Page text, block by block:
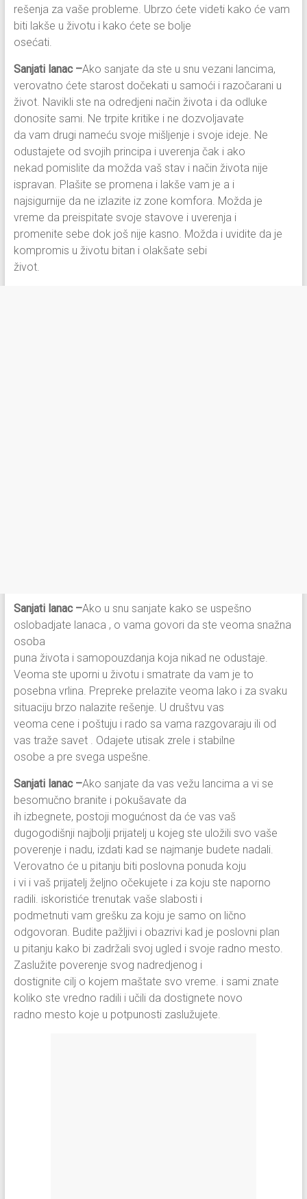
rešenja za vaše probleme. Ubrzo ćete videti kako će vam
biti lakše u životu i kako ćete se bolje
osećati.
Sanjati lanac –Ako sanjate da ste u snu vezani lancima,
verovatno ćete starost dočekati u samoći i razočarani u
život. Navikli ste na odredjeni način života i da odluke
donosite sami. Ne trpite kritike i ne dozvoljavate
da vam drugi nameću svoje mišljenje i svoje ideje. Ne
odustajete od svojih principa i uverenja čak i ako
nekad pomislite da možda vaš stav i način života nije
ispravan. Plašite se promena i lakše vam je a i
najsigurnije da ne izlazite iz zone komfora. Možda je
vreme da preispitate svoje stavove i uverenja i
promenite sebe dok još nije kasno. Možda i uvidite da je
kompromis u životu bitan i olakšate sebi
život.
Sanjati lanac –Ako u snu sanjate kako se uspešno
oslobadjate lanaca , o vama govori da ste veoma snažna
osoba
puna života i samopouzdanja koja nikad ne odustaje.
Veoma ste uporni u životu i smatrate da vam je to
posebna vrlina. Prepreke prelazite veoma lako i za svaku
situaciju brzo nalazite rešenje. U društvu vas
veoma cene i poštuju i rado sa vama razgovaraju ili od
vas traže savet . Odajete utisak zrele i stabilne
osobe a pre svega uspešne.
Sanjati lanac –Ako sanjate da vas vežu lancima a vi se
besomučno branite i pokušavate da
ih izbegnete, postoji mogućnost da će vas vaš
dugogodišnji najbolji prijatelj u kojeg ste uložili svo vaše
poverenje i nadu, izdati kad se najmanje budete nadali.
Verovatno će u pitanju biti poslovna ponuda koju
i vi i vaš prijatelj željno očekujete i za koju ste naporno
radili. iskoristiće trenutak vaše slabosti i
podmetnuti vam grešku za koju je samo on lično
odgovoran. Budite pažljivi i obazrivi kad je poslovni plan
u pitanju kako bi zadržali svoj ugled i svoje radno mesto.
Zaslužite poverenje svog nadredjenog i
dostignite cilj o kojem maštate svo vreme. i sami znate
koliko ste vredno radili i učili da dostignete novo
radno mesto koje u potpunosti zaslužujete.